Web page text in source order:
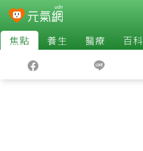
焦點 養生 醫療 百科